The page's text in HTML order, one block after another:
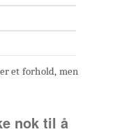
et forhold, men
nok til å